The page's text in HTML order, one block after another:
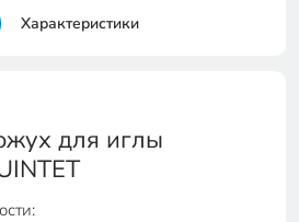
Характеристики
для иглы